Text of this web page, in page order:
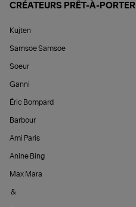
CRÉATEURS PRÊT-À-PORTER
Kujten
Samsoe Samsoe
Soeur
Ganni
Éric Bompard
Barbour
Ami Paris
Anine Bing
Max Mara
&